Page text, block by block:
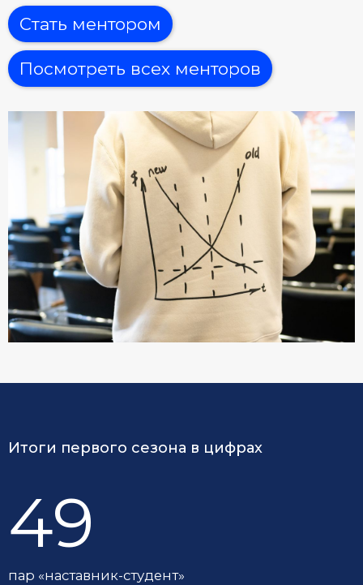
Стать ментором
Посмотреть всех менторов
Итоги первого сезона в цифрах
49
пар «наставник-студент»